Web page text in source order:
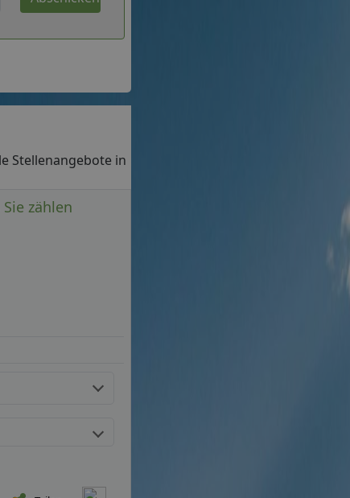
Stellenangebote in
zählen